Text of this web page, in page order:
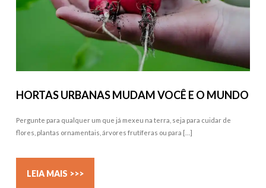
HORTAS URBANAS MUDAM VOCÊ E O MUNDO
Pergunte para qualquer um que já mexeu na terra, seja para cuidar de
flores, plantas ornamentais, árvores frutíferas ou para […]
LEIA MAIS >>>